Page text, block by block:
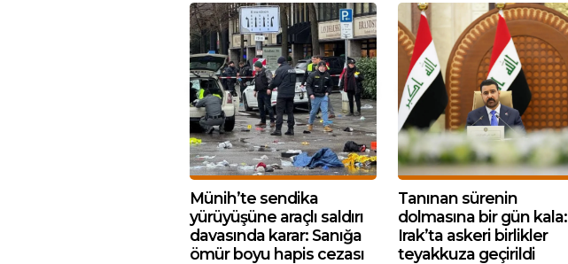
Münih’te sendika
yürüyüşüne araçlı saldırı
davasında karar: Sanığa
ömür boyu hapis cezası
Tanınan sürenin
dolmasına bir gün kala:
Irak’ta askeri birlikler
teyakkuza geçirildi